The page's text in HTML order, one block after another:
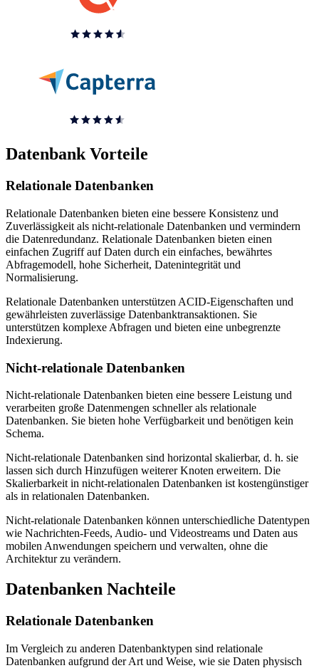
Datenbank Vorteile
Relationale Datenbanken
Relationale Datenbanken bieten eine bessere Konsistenz und
Zuverlässigkeit als nicht-relationale Datenbanken und vermindern
die Datenredundanz. Relationale Datenbanken bieten einen
einfachen Zugriff auf Daten durch ein einfaches, bewährtes
Abfragemodell, hohe Sicherheit, Datenintegrität und
Normalisierung.
Relationale Datenbanken unterstützen ACID-Eigenschaften und
gewährleisten zuverlässige Datenbanktransaktionen. Sie
unterstützen komplexe Abfragen und bieten eine unbegrenzte
Indexierung.
Nicht-relationale Datenbanken
Nicht-relationale Datenbanken bieten eine bessere Leistung und
verarbeiten große Datenmengen schneller als relationale
Datenbanken. Sie bieten hohe Verfügbarkeit und benötigen kein
Schema.
Nicht-relationale Datenbanken sind horizontal skalierbar, d. h. sie
lassen sich durch Hinzufügen weiterer Knoten erweitern. Die
Skalierbarkeit in nicht-relationalen Datenbanken ist kostengünstiger
als in relationalen Datenbanken.
Nicht-relationale Datenbanken können unterschiedliche Datentypen
wie Nachrichten-Feeds, Audio- und Videostreams und Daten aus
mobilen Anwendungen speichern und verwalten, ohne die
Architektur zu verändern.
Datenbanken Nachteile
Relationale Datenbanken
Im Vergleich zu anderen Datenbanktypen sind relationale
Datenbanken aufgrund der Art und Weise, wie sie Daten physisch